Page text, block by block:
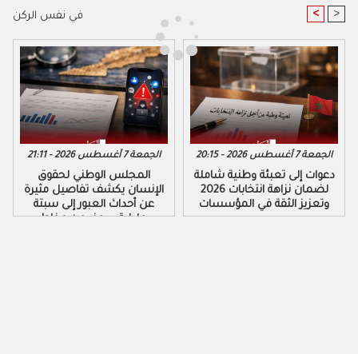
في نفس الركن < >
الجمعة 7 أغسطس 2026 - 21:11
المجلس الوطني لحقوق
الإنسان يكشف تفاصيل مثيرة
عن أحداث العبور إلى سبتة
ومليلية ويحذر من مخاطر
الجمعة 7 أغسطس 2026 - 20:15
دعوات إلى تعبئة وطنية شاملة
لضمان نزاهة انتخابات 2026
وتعزيز الثقة في المؤسسات